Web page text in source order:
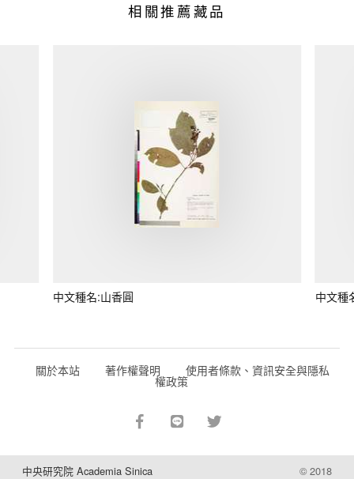
相關推薦藏品
中文種名:山香圓 中文種
關於本站 著作權聲明 使用者條款、資訊安全與隱私
權政策
中央研究院 Academia Sinica © 2018